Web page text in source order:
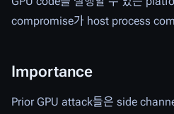
compromise가 host process
Importance
Prior GPU attack들은 side